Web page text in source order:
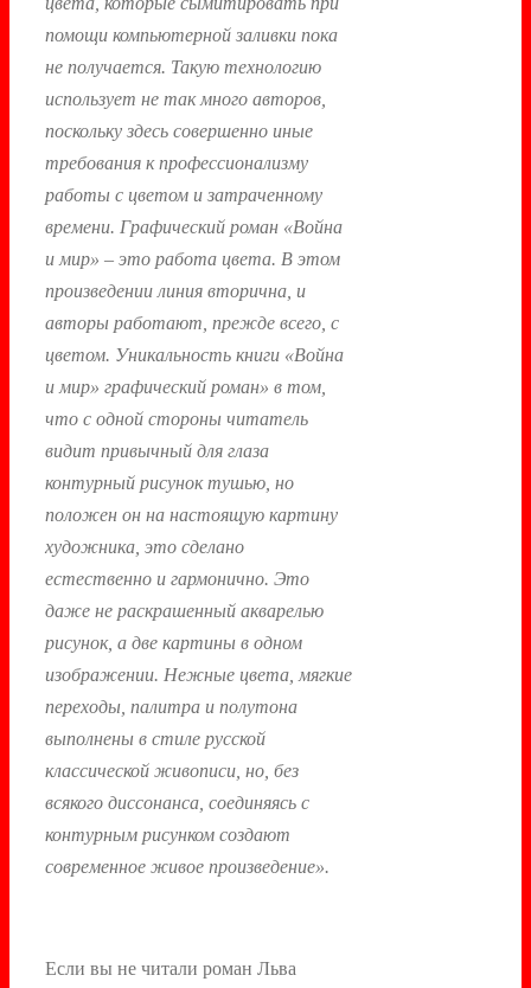
помощи компьютерной заливки пока
не получается. Такую технологию
использует не так много авторов,
поскольку здесь совершенно иные
требования к профессионализму
работы с цветом и затраченному
времени. Графический роман «Война
и мир» – это работа цвета. В этом
произведении линия вторична, и
авторы работают, прежде всего, с
цветом. Уникальность книги «Война
и мир» графический роман» в том,
что с одной стороны читатель
видит привычный для глаза
контурный рисунок тушью, но
положен он на настоящую картину
художника, это сделано
естественно и гармонично. Это
даже не раскрашенный акварелью
рисунок, а две картины в одном
изображении. Нежные цвета, мягкие
переходы, палитра и полутона
выполнены в стиле русской
классической живописи, но, без
всякого диссонанса, соединяясь с
контурным рисунком создают
современное живое произведение».
Если вы не читали роман Льва